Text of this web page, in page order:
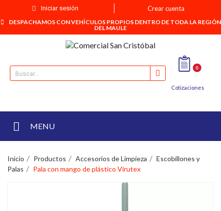
Iniciar sesión Crear cuenta
DESPACHAMOS CON VEHÍCULOS PROPIOS DENTRO DE TODA LA REGIÓN
DEL MAULE
0
Cotizaciones
MENU
Inicio Productos Accesorios de Limpieza
Escobillones y
Palas
Pala con mango de plástico Virutex